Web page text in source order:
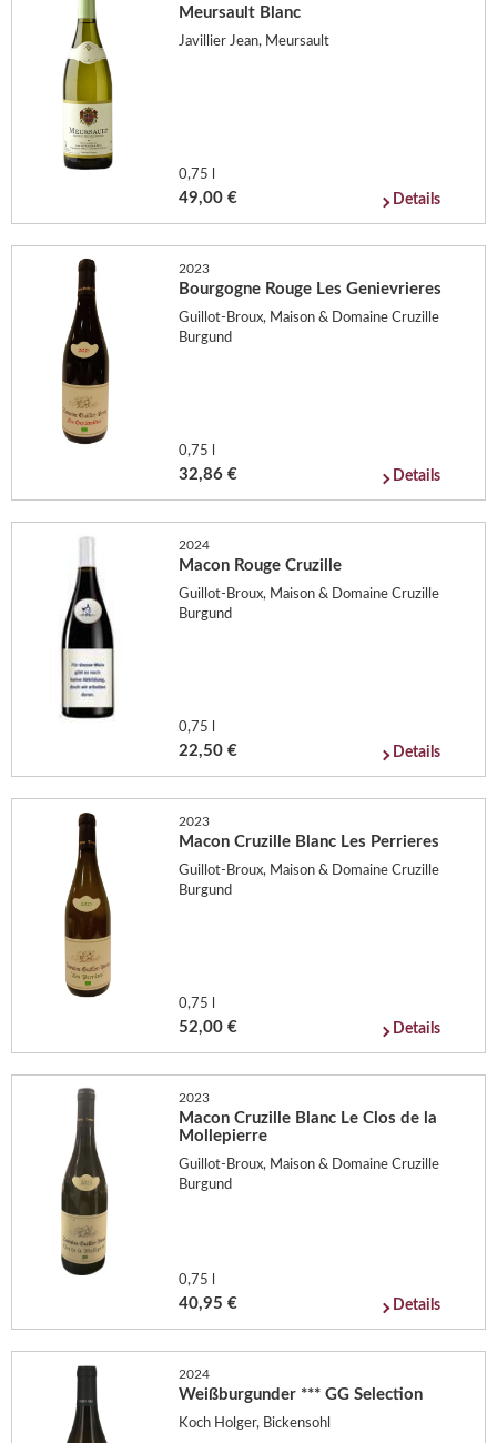
Meursault Blanc
Javillier Jean, Meursault
0,75 l
49,00 € Details
2023
Bourgogne Rouge Les Genievrieres
Guillot-Broux, Maison & Domaine Cruzille
Burgund
0,75 l
32,86 € Details
2024
Macon Rouge Cruzille
Guillot-Broux, Maison & Domaine Cruzille
Burgund
0,75 l
22,50 € Details
2023
Macon Cruzille Blanc Les Perrieres
Guillot-Broux, Maison & Domaine Cruzille
Burgund
0,75 l
52,00 € Details
2023
Macon Cruzille Blanc Le Clos de la
Mollepierre
Guillot-Broux, Maison & Domaine Cruzille
Burgund
0,75 l
40,95 € Details
2024
Weißburgunder *** GG Selection
Koch Holger, Bickensohl